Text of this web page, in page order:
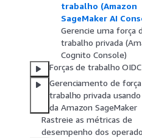
trabalho (Amazon
SageMaker AI
Gerencie uma força
trabalho privada
Cognito Console)
Forças de trabalho
Gerenciamento de
trabalho privada usando
da Amazon SageMaker
Rastreie as métricas de
desempenho dos